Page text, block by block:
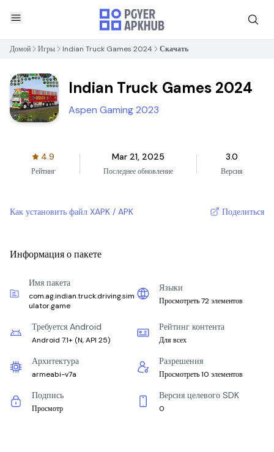
Домой Игры Indian Truck Games 2024 Скачать
Indian Truck Games 2024
Aspen Gaming 2023
4.9
Рейтинг
Mar 21, 2025
Последнее обновление
3.0
Версия
Как установить файл XAPK / APK Поделиться
Информация о пакете
Имя пакета
com.ag.indian.truck.driving.sim
ulator.game
Языки
Просмотреть 72 элементов
Требуется Android
Android 7.1+ (N, API 25)
Рейтинг контента
Для всех
Архитектура
armeabi-v7a
Разрешения
Просмотреть 10 элементов
Подпись
Просмотр
Версия целевого SDK
0